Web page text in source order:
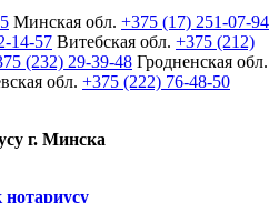
Минская обл. +375 (17) 251-07-94
14-57 Витебская обл. +375 (212)
(232) 29-39-48 Гродненская обл.
обл. +375 (222) 76-48-50
г. Минска